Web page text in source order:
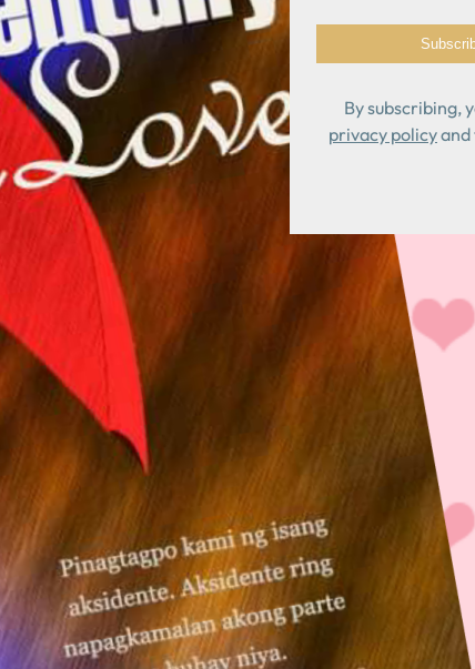
By subscribing,
privacy policyand